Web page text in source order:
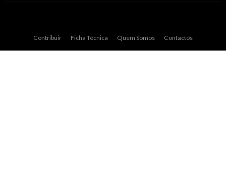
Contribuir Ficha Técnica Quem Somos Contactos